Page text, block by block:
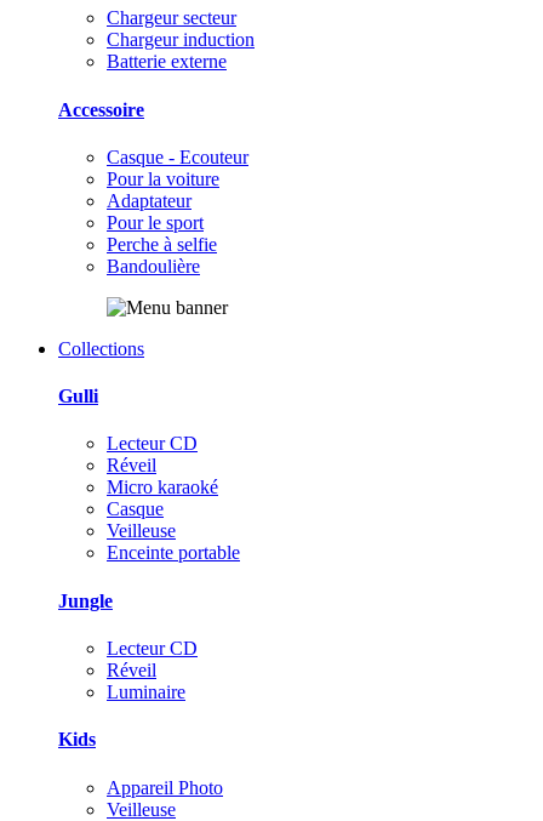
Chargeur secteur
Chargeur induction
Batterie externe
Accessoire
Casque - Ecouteur
Pour la voiture
Adaptateur
Pour le sport
Perche à selfie
Bandoulière
Collections
Gulli
Lecteur CD
Réveil
Micro karaoké
Casque
Veilleuse
Enceinte portable
Jungle
Lecteur CD
Réveil
Luminaire
Kids
Appareil Photo
Veilleuse